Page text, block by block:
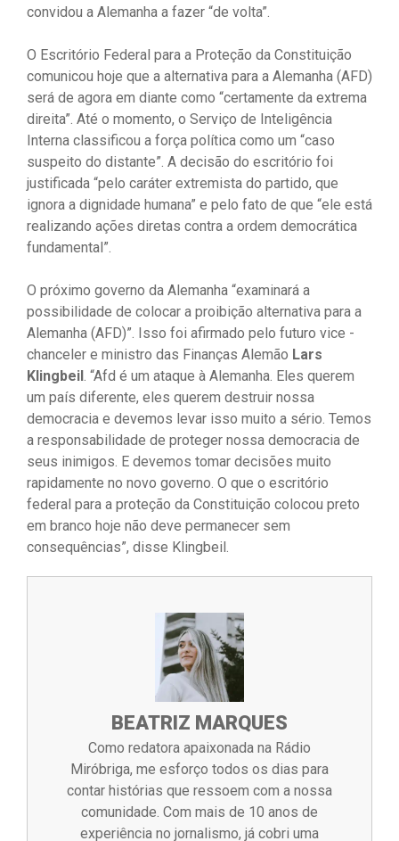
convidou a Alemanha a fazer “de volta”.
O Escritório Federal para a Proteção da Constituição
comunicou hoje que a alternativa para a Alemanha (AFD)
será de agora em diante como “certamente da extrema
direita”. Até o momento, o Serviço de Inteligência
Interna classificou a força política como um “caso
suspeito do distante”. A decisão do escritório foi
justificada “pelo caráter extremista do partido, que
ignora a dignidade humana” e pelo fato de que “ele está
realizando ações diretas contra a ordem democrática
fundamental”.
O próximo governo da Alemanha “examinará a
possibilidade de colocar a proibição alternativa para a
Alemanha (AFD)”. Isso foi afirmado pelo futuro vice -
chanceler e ministro das Finanças Alemão Lars
Klingbeil. “Afd é um ataque à Alemanha. Eles querem
um país diferente, eles querem destruir nossa
democracia e devemos levar isso muito a sério. Temos
a responsabilidade de proteger nossa democracia de
seus inimigos. E devemos tomar decisões muito
rapidamente no novo governo. O que o escritório
federal para a proteção da Constituição colocou preto
em branco hoje não deve permanecer sem
consequências”, disse Klingbeil.
BEATRIZ MARQUES
Como redatora apaixonada na Rádio
Miróbriga, me esforço todos os dias para
contar histórias que ressoem com a nossa
comunidade. Com mais de 10 anos de
experiência no jornalismo, já cobri uma